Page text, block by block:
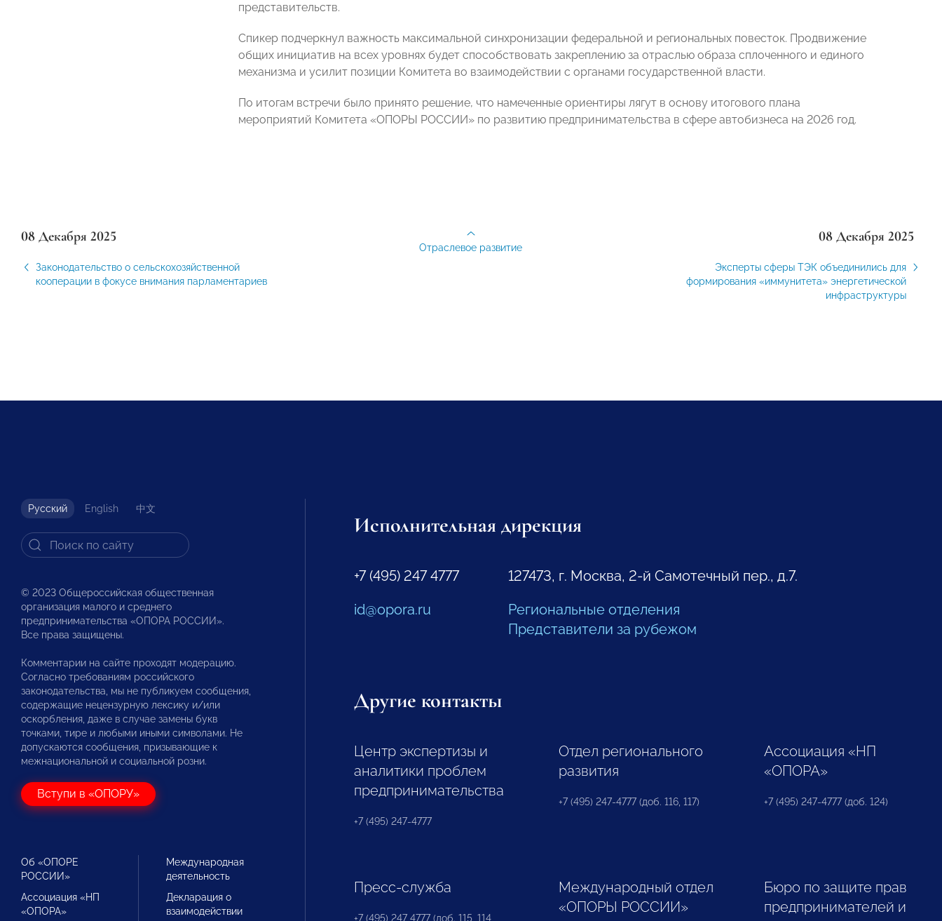
представительств.
Спикер подчеркнул важность максимальной синхронизации федеральной и региональных повесток. Продвижение
общих инициатив на всех уровнях будет способствовать закреплению за отраслью образа сплоченного и единого
механизма и усилит позиции Комитета во взаимодействии с органами государственной власти.
По итогам встречи было принято решение, что намеченные ориентиры лягут в основу итогового плана
мероприятий Комитета «ОПОРЫ РОССИИ» по развитию предпринимательства в сфере автобизнеса на 2026 год.
08 Декабря 2025
Законодательство о сельскохозяйственной
кооперации в фокусе внимания парламентариев
08 Декабря 2025
Эксперты сферы ТЭК объединились для
формирования «иммунитета» энергетической
инфраструктуры
Отраслевое развитие
Русский English 中文
© 2023 Общероссийская общественная
организация малого и среднего
предпринимательства «ОПОРА РОССИИ».
Все права защищены.
Комментарии на сайте проходят модерацию.
Согласно требованиям российского
законодательства, мы не публикуем сообщения,
содержащие нецензурную лексику и/или
оскорбления, даже в случае замены букв
точками, тире и любыми иными символами. Не
допускаются сообщения, призывающие к
межнациональной и социальной розни.
Вступи в «ОПОРУ»
Об «ОПОРЕ
РОССИИ»
Ассоциация «НП
«ОПОРА»
Международная
деятельность
Декларация о
взаимодействии
Исполнительная дирекция
+7 (495) 247 4777
id@opora.ru
127473, г. Москва, 2-й Самотечный пер., д.7.
Региональные отделения
Представители за рубежом
Другие контакты
Центр экспертизы и
аналитики проблем
предпринимательства
+7 (495) 247-4777
Отдел регионального
развития
+7 (495) 247-4777 (доб. 116, 117)
Ассоциация «НП
«ОПОРА»
+7 (495) 247-4777 (доб. 124)
Пресс-служба
+7 (495) 247 4777 (доб. 115, 114,
Международный отдел
«ОПОРЫ РОССИИ»
Бюро по защите прав
предпринимателей и